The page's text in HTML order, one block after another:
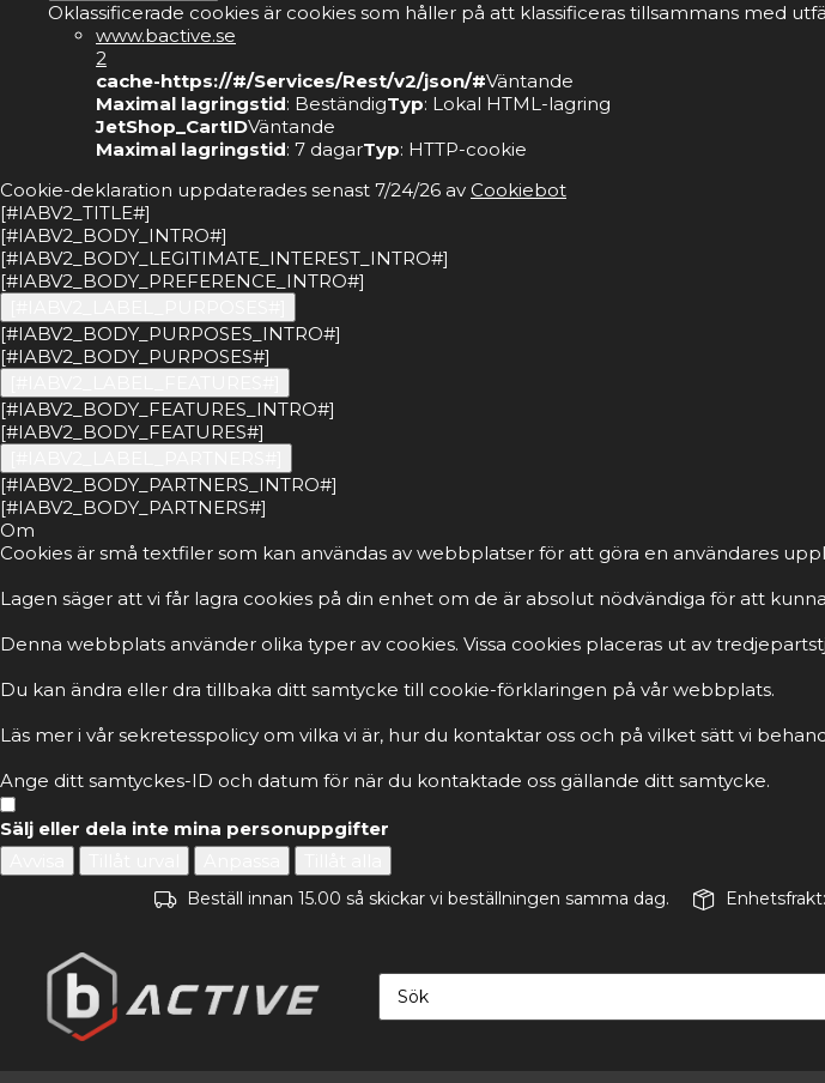
Oklassificerade cookies är cookies som håller på att klassificeras tillsammans med
www.bactive.se
2
cache-https://#/Services/Rest/v2/json/#Väntande
Maximal lagringstid: BeständigTyp: Lokal HTML-lagring
JetShop_CartIDVäntande
Maximal lagringstid: 7 dagarTyp: HTTP-cookie
Cookie-deklaration uppdaterades senast 7/24/26 av Cookiebot
[#IABV2_TITLE#]
[#IABV2_BODY_INTRO#]
[#IABV2_BODY_LEGITIMATE_INTEREST_INTRO#]
[#IABV2_BODY_PREFERENCE_INTRO#]
[#IABV2_BODY_PURPOSES_INTRO#]
[#IABV2_BODY_PURPOSES#]
[#IABV2_BODY_FEATURES_INTRO#]
[#IABV2_BODY_FEATURES#]
[#IABV2_BODY_PARTNERS_INTRO#]
[#IABV2_BODY_PARTNERS#]
Om
Cookies är små textfiler som kan användas av webbplatser för att göra en användares
Lagen säger att vi får lagra cookies på din enhet om de är absolut nödvändiga för att
Denna webbplats använder olika typer av cookies. Vissa cookies placeras ut av
Du kan ändra eller dra tillbaka ditt samtycke till cookie-förklaringen på vår webbplats.
Läs mer i vår sekretesspolicy om vilka vi är, hur du kontaktar oss och på vilket sätt vi
Ange ditt samtyckes-ID och datum för när du kontaktade oss gällande ditt samtycke.
Sälj eller dela inte mina personuppgifter
Beställ innan 15.00 så skickar vi beställningen samma dag.